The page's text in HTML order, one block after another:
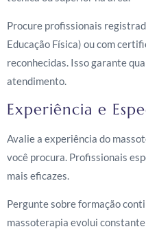
Procure profissionais
Educação Física) ou com
reconhecidas. Isso garante
atendimento.
Experiência e
Avalie a experiência do
você procura. Profissionais
mais eficazes.
Pergunte sobre formação
massoterapia evolui